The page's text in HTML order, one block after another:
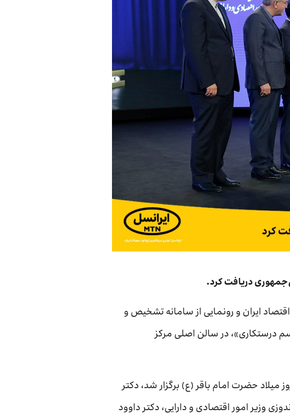
دریافت کرد.
ایران و رونمایی از سامانه تشخیص و
درستکاری»، در سالن اصلی مرکز
۳ بهمن ۱۴۰۱، همزمان با سالروز میلاد حضرت امام باقر (ع) برگزار شد، دکتر
وزیر امور اقتصادی و دارایی، دکتر داوود